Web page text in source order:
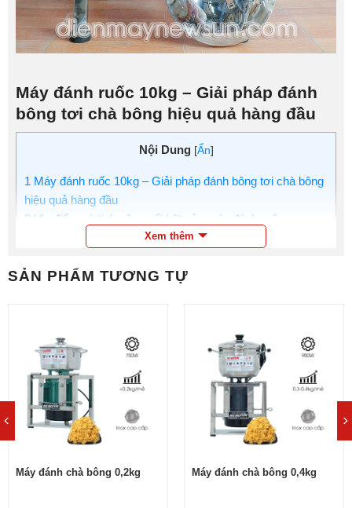
Máy đánh ruốc 10kg – Giải pháp đánh
bông tơi chà bông hiệu quả hàng đầu
Nội Dung [Ẩn]
1 Máy đánh ruốc 10kg – Giải pháp đánh bông tơi chà bông
hiệu quả hàng đầu
2 Ưu điểm và tính năng nổi bật của máy đánh ruốc
NEWSUN
công sức và thời gian nhất. Dù xé tay hay giã thì vừa
năng suất thấp, thịt không tơi đều khiến chất lượng chà
bông không được đảm bảo.
Máy đánh chà bông 5kg/mẻ là giải pháp đánh bông ruốc
hiệu quả mà các cơ sở chế biến nên áp dụng, thay cho
các cách làm truyền thống. Thiết bị sẽ giúp đánh bông tơi
phí kinh doanh.
Xem thêm
SẢN PHẨM TƯƠNG TỰ
Máy đánh chà bông 0,2kg Máy đánh chà bông 0,4kg